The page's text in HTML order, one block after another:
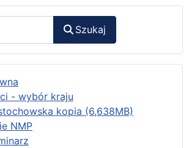
Szukaj
- wybór kraju
kopia (6,638MB)
NMP